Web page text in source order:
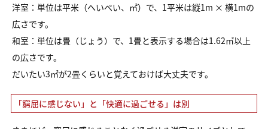
洋室：単位は平米（へいべい、㎡）で、1平米は縦1m × 横1mの
広さです。
和室：単位は畳（じょう）で、1畳と表示する場合は1.62㎡以上
の広さです。
だいたい3㎡が2畳くらいと覚えておけば大丈夫です。
「窮屈に感じない」と「快適に過ごせる」は別